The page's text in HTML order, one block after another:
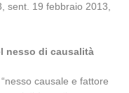
sent. 19 febbraio 2013,
nesso di causalità
causale e fattore